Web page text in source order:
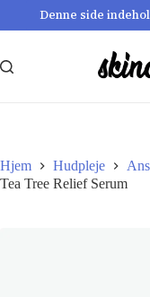
Denne side
Hjem Hudpleje
Tea Tree Relief Serum